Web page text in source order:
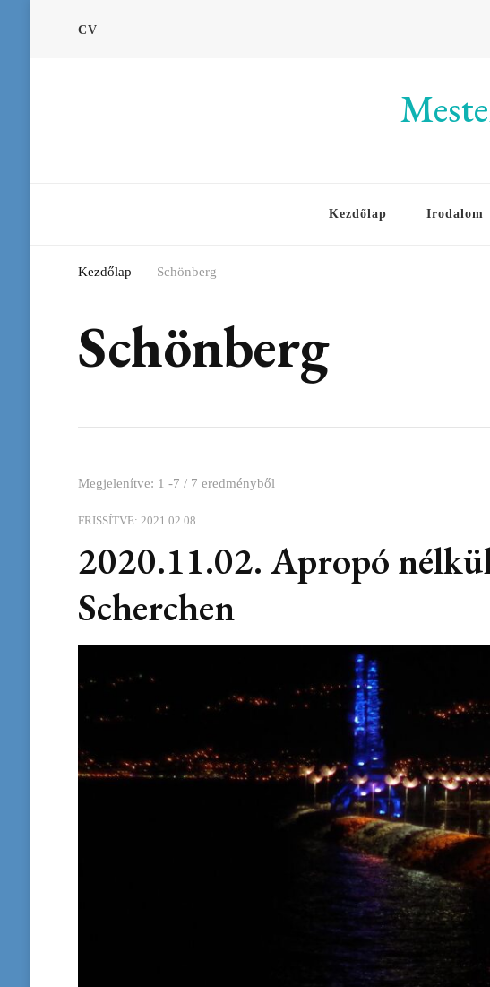
CV
Kezdőlap Irodalom
Kezdőlap Schönberg
Schönberg
Megjelenítve: 1 -7 / 7 eredményből
FRISSÍTVE:2021.02.08.
2020.11.02. Apropó
Scherchen